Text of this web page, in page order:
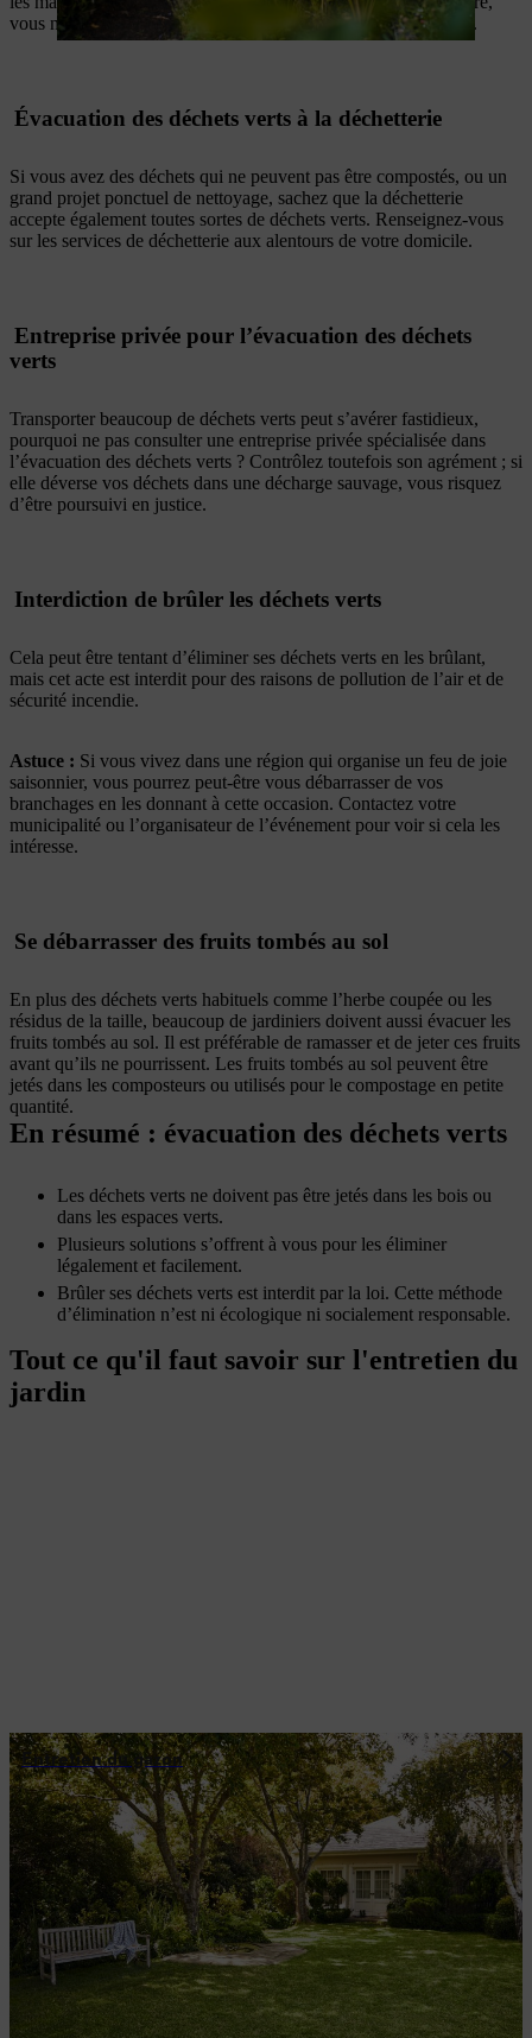
vous ne pourrez pas vous débarrasser de la terre dans ces bacs.
Évacuation des déchets verts à la déchetterie
Si vous avez des déchets qui ne peuvent pas être compostés, ou un
grand projet ponctuel de nettoyage, sachez que la déchetterie
accepte également toutes sortes de déchets verts. Renseignez-vous
sur les services de déchetterie aux alentours de votre domicile.
Entreprise privée pour l’évacuation des déchets
verts
Transporter beaucoup de déchets verts peut s’avérer fastidieux,
pourquoi ne pas consulter une entreprise privée spécialisée dans
l’évacuation des déchets verts ? Contrôlez toutefois son agrément ; si
elle déverse vos déchets dans une décharge sauvage, vous risquez
d’être poursuivi en justice.
Interdiction de brûler les déchets verts
Cela peut être tentant d’éliminer ses déchets verts en les brûlant,
mais cet acte est interdit pour des raisons de pollution de l’air et de
sécurité incendie.
Astuce : Si vous vivez dans une région qui organise un feu de joie
saisonnier, vous pourrez peut-être vous débarrasser de vos
branchages en les donnant à cette occasion. Contactez votre
municipalité ou l’organisateur de l’événement pour voir si cela les
intéresse.
Se débarrasser des fruits tombés au sol
En plus des déchets verts habituels comme l’herbe coupée ou les
résidus de la taille, beaucoup de jardiniers doivent aussi évacuer les
fruits tombés au sol. Il est préférable de ramasser et de jeter ces fruits
avant qu’ils ne pourrissent. Les fruits tombés au sol peuvent être
jetés dans les composteurs ou utilisés pour le compostage en petite
quantité.
En résumé : évacuation des déchets verts
Les déchets verts ne doivent pas être jetés dans les bois ou
dans les espaces verts.
Plusieurs solutions s’offrent à vous pour les éliminer
légalement et facilement.
Brûler ses déchets verts est interdit par la loi. Cette méthode
d’élimination n’est ni écologique ni socialement responsable.
Tout ce qu'il faut savoir sur l'entretien du
jardin
Entretien du gazon